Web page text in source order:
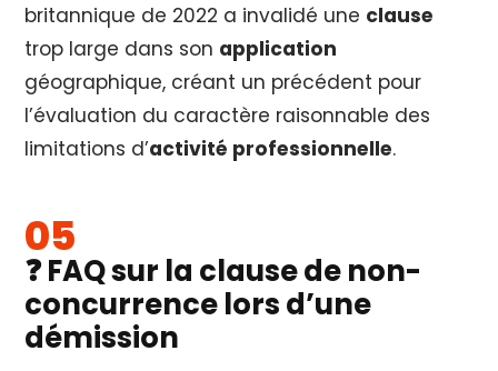
britannique de 2022 a invalidé une clause
trop large dans son application
géographique, créant un précédent pour
l’évaluation du caractère raisonnable des
limitations d’activité professionnelle.
❓ FAQ sur la clause de non-
concurrence lors d’une
démission